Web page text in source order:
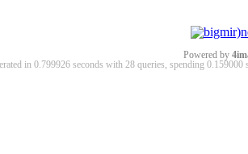
Powered by
in 0.799926 seconds with 28 queries, spending